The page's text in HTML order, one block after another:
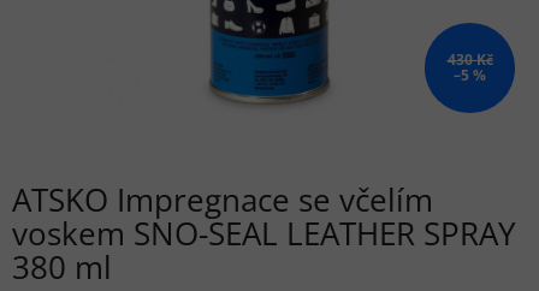
430 Kč
–5 %
ATSKO Impregnace se včelím
voskem SNO-SEAL LEATHER SPRAY
380 ml